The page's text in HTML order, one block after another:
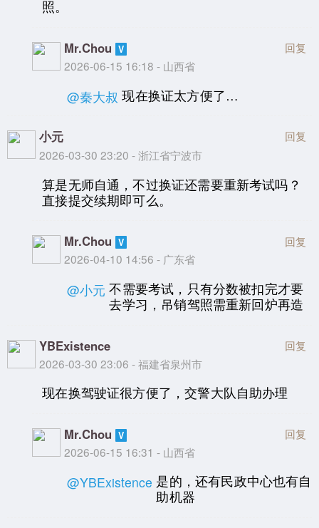
照。
Mr.Chou
2026-06-15 16:18 - 山西省
回复
@秦大叔 现在换证太方便了…
小元
2026-03-30 23:20 - 浙江省宁波市
回复
算是无师自通，不过换证还需要重新考试吗？
直接提交续期即可么。
Mr.Chou
2026-04-10 14:56 - 广东省
回复
@小元 不需要考试，只有分数被扣完才要
去学习，吊销驾照需重新回炉再造
YBExistence
2026-03-30 23:06 - 福建省泉州市
回复
现在换驾驶证很方便了，交警大队自助办理
Mr.Chou
2026-06-15 16:31 - 山西省
回复
@YBExistence 是的，还有民政中心也有自
助机器